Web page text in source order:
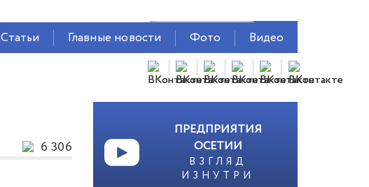
Статьи Главные новости Фото Видео
6 306
ПРЕДПРИЯТИЯ
ОСЕТИИ
ВЗГЛЯД
ИЗНУТРИ